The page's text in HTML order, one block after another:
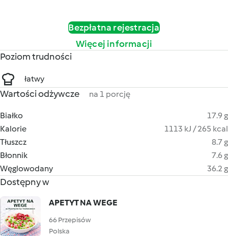
Bezpłatna rejestracja
Więcej informacji
Poziom trudności
łatwy
Wartości odżywcze na 1 porcję
Białko
17.9 g
Kalorie
1113 kJ / 265 kcal
Tłuszcz
8.7 g
Błonnik
7.6 g
Węglowodany
36.2 g
Dostępny w
APETYT NA WEGE
66 Przepisów
Polska